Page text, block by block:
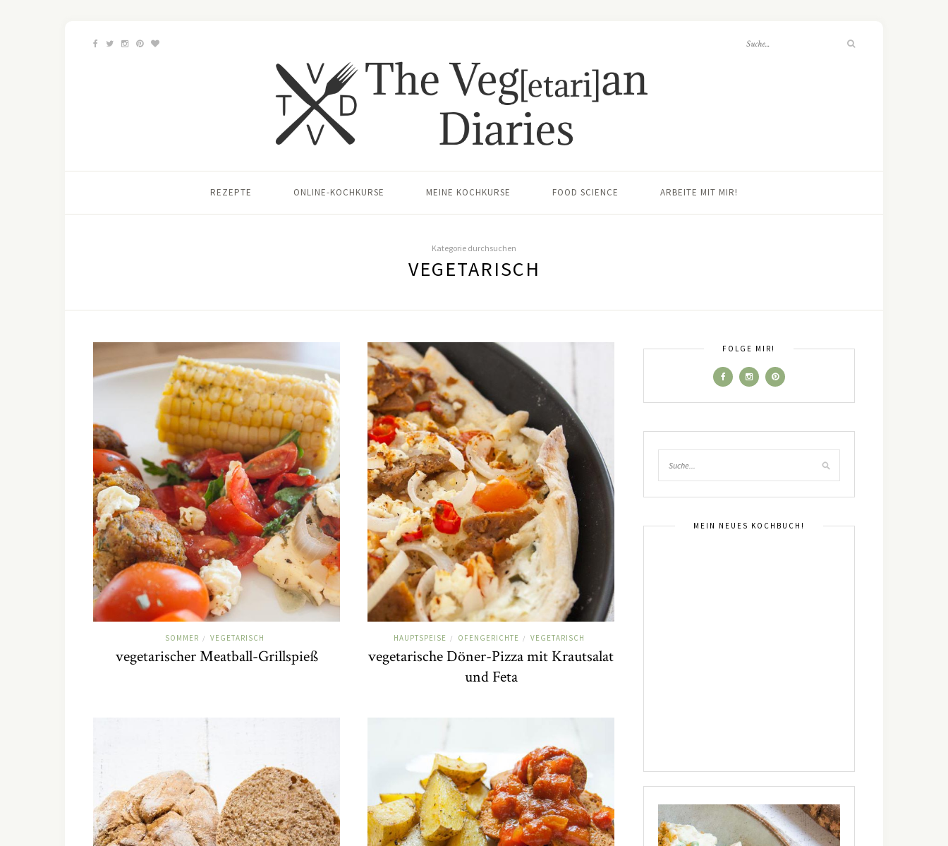
REZEPTE ONLINE-KOCHKURSE MEINE KOCHKURSE FOOD SCIENCE ARBEITE MIT MIR!
Kategorie durchsuchen
VEGETARISCH
SOMMER / VEGETARISCH
vegetarischer Meatball-Grillspieß
HAUPTSPEISE / OFENGERICHTE / VEGETARISCH
vegetarische Döner-Pizza mit Krautsalat
und Feta
FOLGE MIR!
MEIN NEUES KOCHBUCH!